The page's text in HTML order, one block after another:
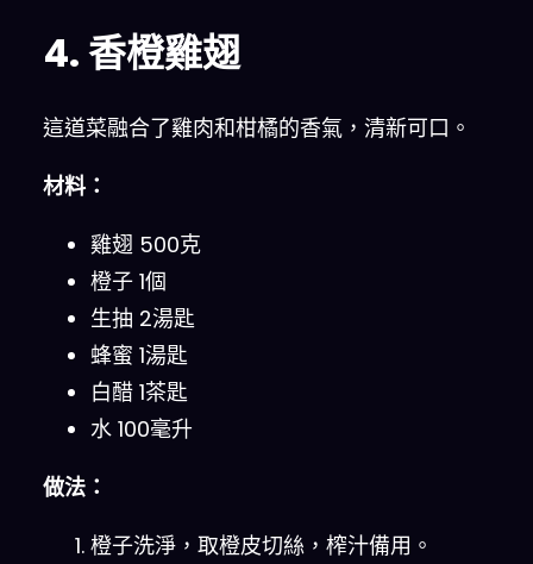
4. 香橙雞翅
這道菜融合了雞肉和柑橘的香氣，清新可口。
材料：
雞翅 500克
橙子 1個
生抽 2湯匙
蜂蜜 1湯匙
白醋 1茶匙
水 100毫升
做法：
橙子洗淨，取橙皮切絲，榨汁備用。